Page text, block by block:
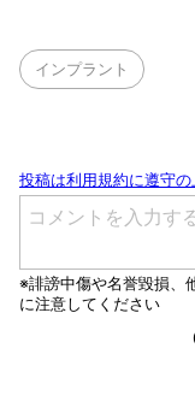
インプラント